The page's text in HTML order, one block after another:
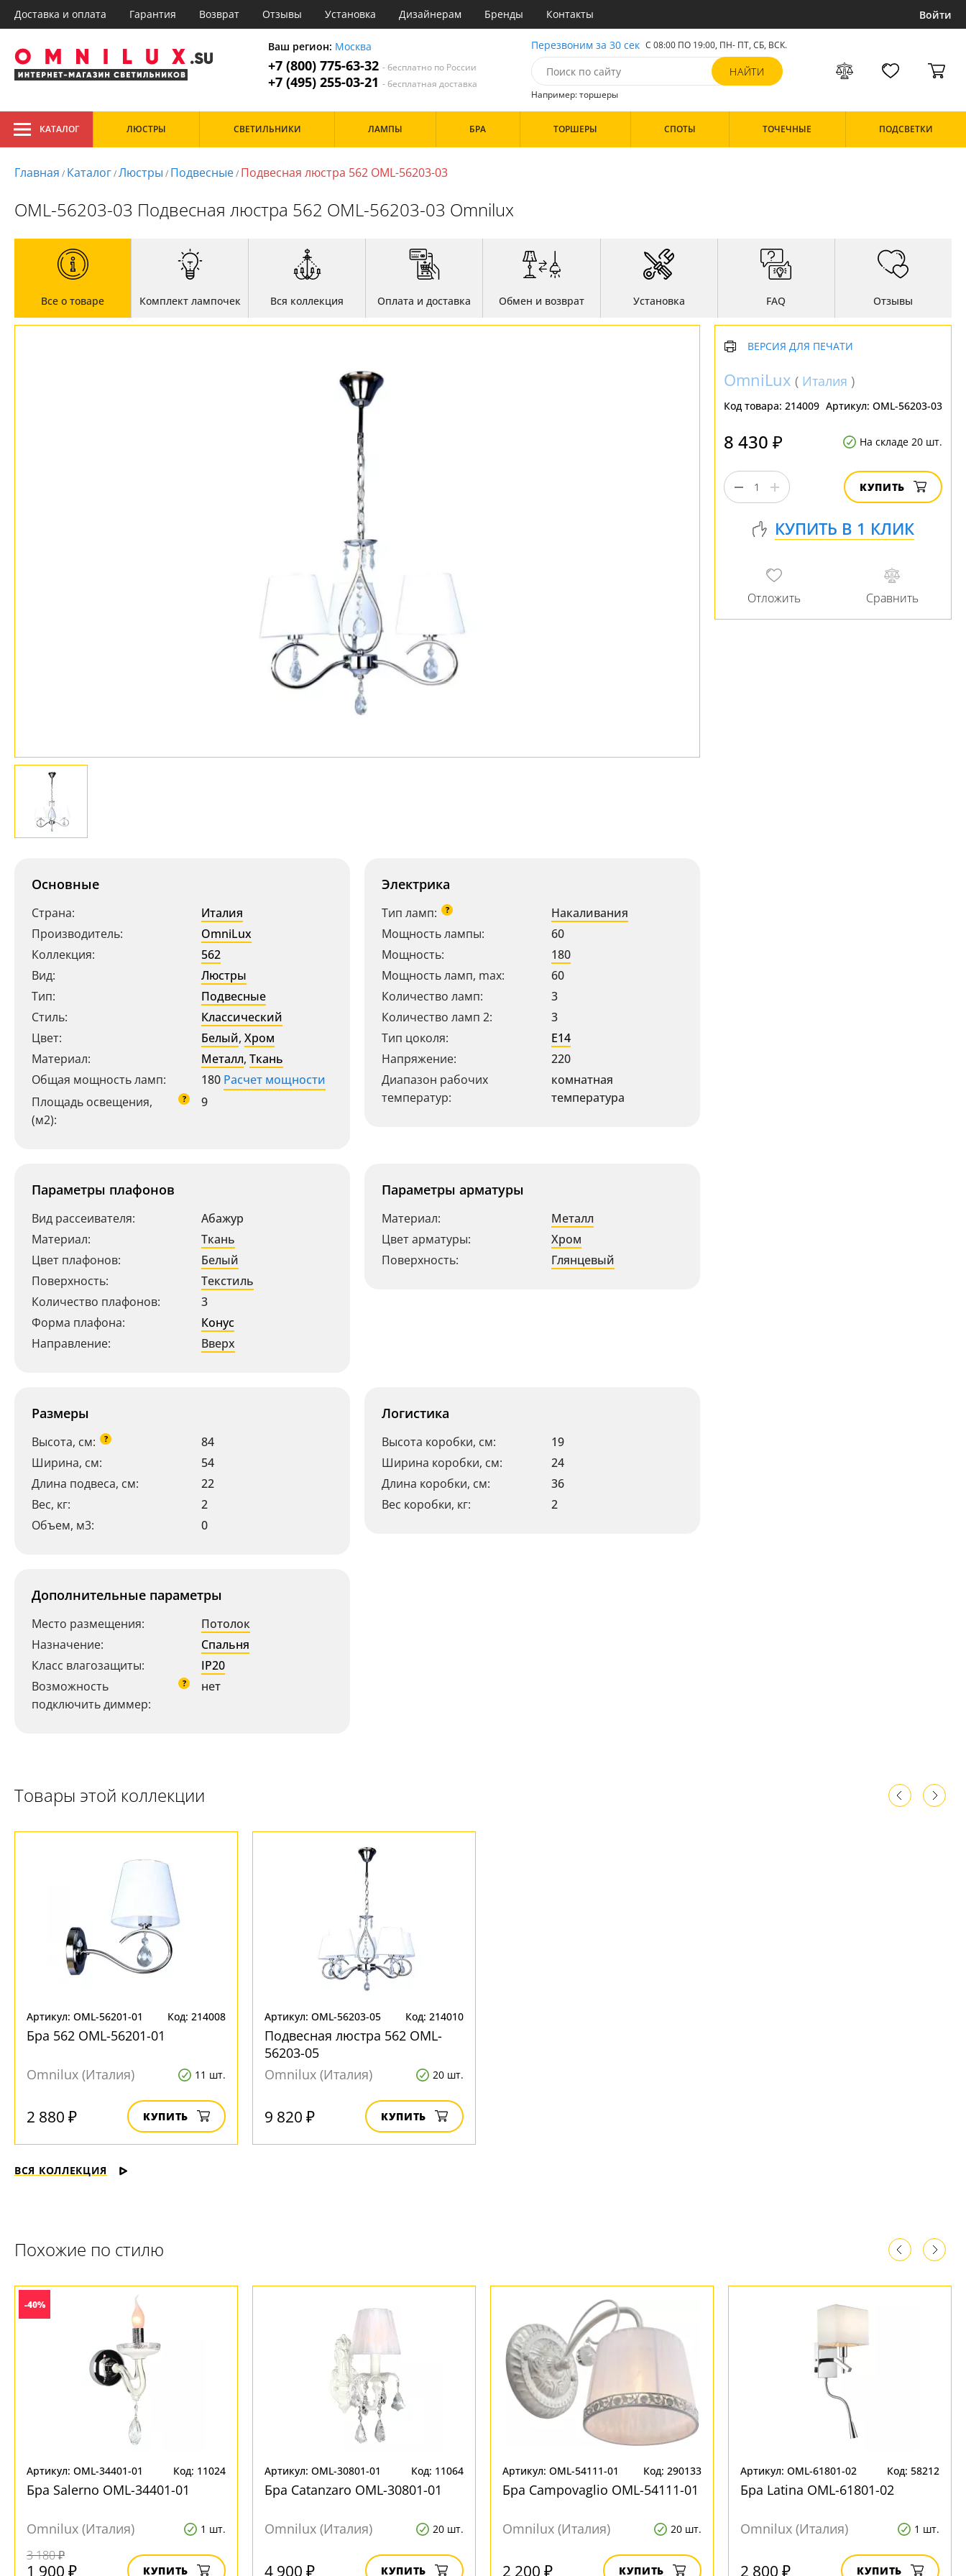
Доставка и оплата Гарантия Возврат Отзывы Установка Дизайнерам Бренды Контакты Войти
Ваш регион: Москва
+7 (800) 775-63-32- бесплатно по России
+7 (495) 255-03-21- бесплатная доставка
Перезвоним за 30 сек С 08:00 ПО 19:00, ПН- ПТ, СБ, ВСК.
Например: торшеры
1. Люстры
3. Подвесные
4. Настенные
5. Точечные
7. Настольные лампы
Главная
Доставка и оплата
Гарантия
Отзывы
Установка
+7 (800) 775-63-32
+7 (495) 255-03-21
1. Люстры
Все товары категории
Потолочные
Рожковые
Кантри
Классический
Минимализм
Скандинавский
Современный
Тиффани
Кабинет
Кухня
Белые
Бронза
Черные
Шары
Особенности
OmniLux
КАТАЛОГ ЛЮСТРЫ СВЕТИЛЬНИКИ ЛАМПЫ БРА ТОРШЕРЫ СПОТЫ ТОЧЕЧНЫЕ ПОДСВЕТКИ
Главная / Каталог/Люстры / Подвесные/ Подвесная люстра 562 OML-56203-03
OML-56203-03 Подвесная люстра 562 OML-56203-03 Omnilux
Все о товаре Комплект лампочек Вся коллекция Оплата и доставка Обмен и возврат Установка FAQ Отзывы
Основные
Страна:
Италия
Производитель:
OmniLux
Коллекция:
562
Вид:
Люстры
Тип:
Подвесные
Стиль:
Классический
Цвет:
Белый, Хром
Материал:
Металл, Ткань
Общая мощность ламп:
180 Расчет мощности
Площадь освещения,
(м2):
? 9
Электрика
Тип ламп: ?
Накаливания
Мощность лампы:
60
Мощность:
180
Мощность ламп, max:
60
Количество ламп:
3
Количество ламп 2:
3
Тип цоколя:
E14
Напряжение:
220
Диапазон рабочих
температур:
комнатная
температура
Параметры плафонов
Вид рассеивателя:
Абажур
Материал:
Ткань
Цвет плафонов:
Белый
Поверхность:
Текстиль
Количество плафонов:
3
Форма плафона:
Конус
Направление:
Вверх
Параметры арматуры
Материал:
Металл
Цвет арматуры:
Хром
Поверхность:
Глянцевый
Размеры
Высота, см: ?
84
Ширина, см:
54
Длина подвеса, см:
22
Вес, кг:
2
Объем, м3:
0
Логистика
Высота коробки, см:
19
Ширина коробки, см:
24
Длина коробки, см:
36
Вес коробки, кг:
2
Дополнительные параметры
Место размещения:
Потолок
Назначение:
Спальня
Класс влагозащиты:
IP20
Возможность
подключить диммер:
? нет
ВЕРСИЯ ДЛЯ ПЕЧАТИ
OmniLux ( Италия )
Код товара: 214009 Артикул: OML-56203-03
8 430 ₽ На складе 20 шт.
КУПИТЬ
Товары этой коллекции
Артикул: OML-56201-01 Код: 214008
Бра 562 OML-56201-01
Omnilux (Италия) 11 шт.
2 880 ₽ КУПИТЬ
Артикул: OML-56203-05 Код: 214010
Подвесная люстра 562 OML-
56203-05
Omnilux (Италия)
20 шт.
9 820 ₽ КУПИТЬ
ВСЯ КОЛЛЕКЦИЯ
Похожие по стилю
-40%
Артикул: OML-34401-01 Код: 11024
Бра Salerno OML-34401-01
Omnilux (Италия) 1 шт.
3 180 ₽
1 900 ₽ КУПИТЬ
Артикул: OML-30801-01 Код: 11064
Бра Catanzaro OML-30801-01
Omnilux (Италия) 20 шт.
4 900 ₽ КУПИТЬ
Артикул: OML-54111-01 Код: 290133
Бра Campovaglio OML-54111-01
Omnilux (Италия) 20 шт.
2 200 ₽ КУПИТЬ
Артикул: OML-61801-02 Код: 58212
Бра Latina OML-61801-02
Omnilux (Италия) 1 шт.
2 800 ₽ КУПИТЬ